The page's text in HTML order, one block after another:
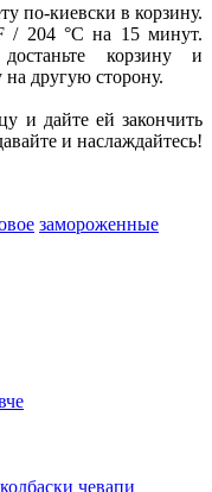
по-киевски в корзину.
/ 204 °C на 15 минут.
корзину и
на другую сторону.
и дайте ей закончить
и наслаждайтесь!
замороженные
чевапи